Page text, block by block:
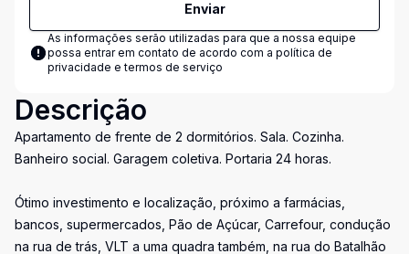
Enviar
As informações serão utilizadas para que a nossa equipe
possa entrar em contato de acordo com a política de
privacidade e termos de serviço
Descrição
Apartamento de frente de 2 dormitórios. Sala. Cozinha.
Banheiro social. Garagem coletiva. Portaria 24 horas.
Ótimo investimento e localização, próximo a farmácias,
bancos, supermercados, Pão de Açúcar, Carrefour, condução
na rua de trás, VLT a uma quadra também, na rua do Batalhão